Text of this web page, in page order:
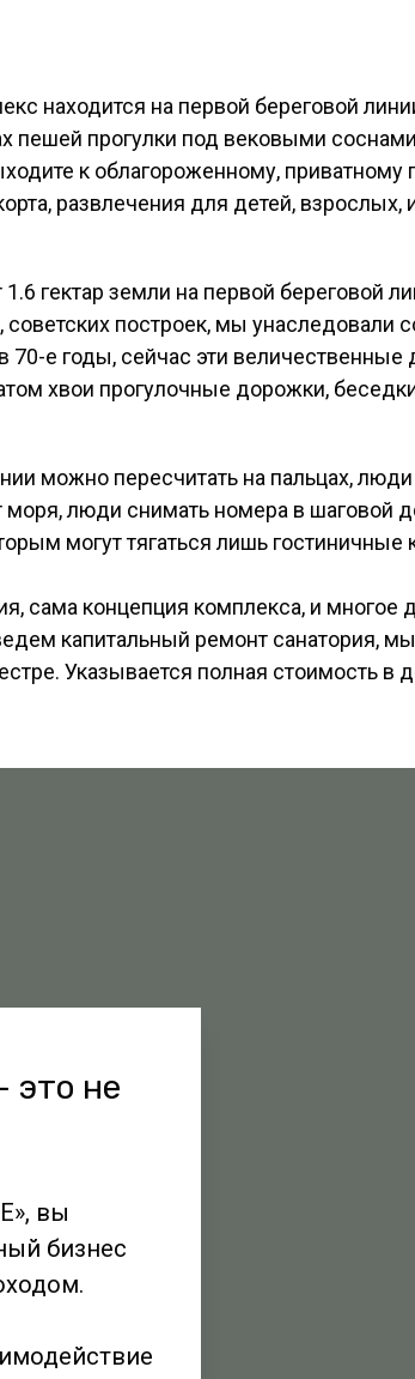
находится на первой береговой
пешей прогулки под вековыми
к облагороженному,
развлечения для детей, взрослых,
гектар земли на первой береговой
советских построек, мы
е годы, сейчас эти величественные
хвои прогулочные дорожки,
можно пересчитать на пальцах,
люди снимать номера в шаговой
могут тягаться лишь
сама концепция комплекса, и многое
капитальный ремонт санатория,
Указывается полная стоимость в
не
вы
бизнес